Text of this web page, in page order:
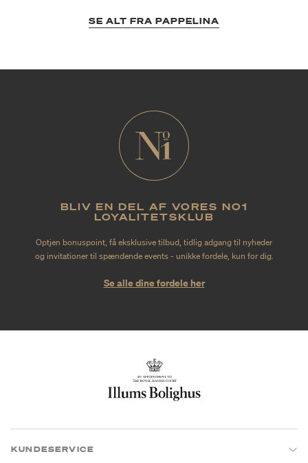
SE ALT FRA PAPPELINA
BLIV EN DEL AF VORES NO1
LOYALITETSKLUB
Optjen bonuspoint, få eksklusive tilbud, tidlig adgang til nyheder
og invitationer til spændende events - unikke fordele, kun for dig.
Se alle dine fordele her
KUNDESERVICE